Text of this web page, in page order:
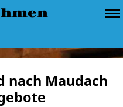
nach Maudach